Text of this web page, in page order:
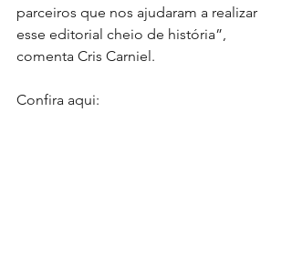
parceiros que nos ajudaram a realizar
esse editorial cheio de história”,
comenta Cris Carniel.
Confira aqui: